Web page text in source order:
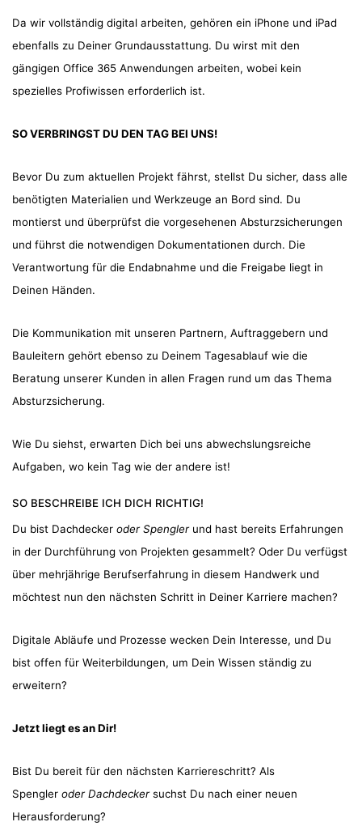
Da wir vollständig digital arbeiten, gehören ein iPhone und iPad
ebenfalls zu Deiner Grundausstattung. Du wirst mit den
gängigen Office 365 Anwendungen arbeiten, wobei kein
spezielles Profiwissen erforderlich ist.
SO VERBRINGST DU DEN TAG BEI UNS!
Bevor Du zum aktuellen Projekt fährst, stellst Du sicher, dass alle
benötigten Materialien und Werkzeuge an Bord sind. Du
montierst und überprüfst die vorgesehenen Absturzsicherungen
und führst die notwendigen Dokumentationen durch. Die
Verantwortung für die Endabnahme und die Freigabe liegt in
Deinen Händen.
Die Kommunikation mit unseren Partnern, Auftraggebern und
Bauleitern gehört ebenso zu Deinem Tagesablauf wie die
Beratung unserer Kunden in allen Fragen rund um das Thema
Absturzsicherung.
Wie Du siehst, erwarten Dich bei uns abwechslungsreiche
Aufgaben, wo kein Tag wie der andere ist!
SO BESCHREIBE ICH DICH RICHTIG!
Du bist Dachdecker oder Spenglerund hast bereits Erfahrungen
in der Durchführung von Projekten gesammelt? Oder Du verfügst
über mehrjährige Berufserfahrung in diesem Handwerk und
möchtest nun den nächsten Schritt in Deiner Karriere machen?
Digitale Abläufe und Prozesse wecken Dein Interesse, und Du
bist offen für Weiterbildungen, um Dein Wissen ständig zu
erweitern?
Jetzt liegt es an Dir!
Bist Du bereit für den nächsten Karriereschritt? Als
Spengler oder Dachdeckersuchst Du nach einer neuen
Herausforderung?